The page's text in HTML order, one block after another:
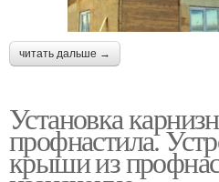
читать дальше →
Установка
профнастила.
крыши из